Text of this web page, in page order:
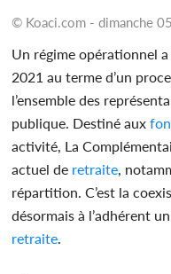
© Koaci.com - dimanche
Un régime opérationnel
2021 au terme d’un
l’ensemble des
publique. Destiné aux
activité, La
actuel de retraite,
répartition. C’est la
désormais à l’adhérent
retraite.